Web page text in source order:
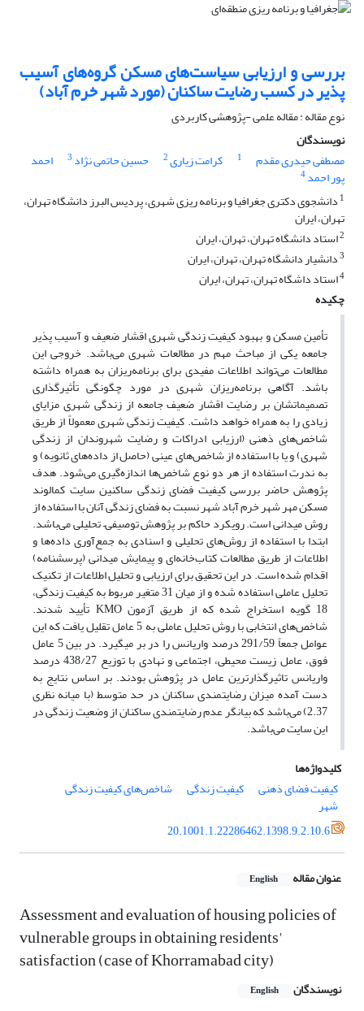
بررسی و ارزیابی سیاست‌های مسکن گروه‌های آسیب
پذیر در کسب رضایت ساکنان (مورد شهر خرم آباد)
نوع مقاله : مقاله علمی -پژوهشی کاربردی
نویسندگان
مصطفی حیدری مقدم
1 کرامت زیاری2 حسین حاتمی نژاد 3 احمد
پور احمد4
1 دانشجوی دکتری جغرافیا و برنامه ریزی شهری، پردیس البرز دانشگاه تهران،
تهران، ایران
2استاد دانشگاه تهران، تهران، ایران
3دانشیار دانشگاه تهران، تهران، ایران
4استاد داشگاه تهران، تهران، ایران
چکیده
تأمین مسکن و بهبود کیفیت زندگی شهری اقشار ضعیف و آسیب پذیر
جامعه یکی از مباحث مهم در مطالعات شهری می‌باشد. خروجی این
مطالعات می‌تواند اطلاعات مفیدی برای برنامه‌ریزان به همراه داشته
باشد. آگاهی برنامه‌ریزان شهری در مورد چگونگی تأثیرگذاری
تصمیماتشان بر رضایت اقشار ضعیف جامعه از زندگی شهری مزایای
زیادی را به همراه خواهد داشت. کیفیت زندگی شهری معمولاً از طریق
شاخص‌های ذهنی (ارزیابی ادراکات و رضایت شهروندان از زندگی
شهری) و یا با استفاده از شاخص‌های عینی (حاصل از داده‌های ثانویه) و
به ندرت استفاده از هر دو نوع شاخص‌ها اندازه‌گیری می‌شود. هدف
پژوهش حاضر بررسی کیفیت فضای زندگی ساکنین سایت کمالوند
مسکن مهر شهر خرم آباد شهر نسبت به فضای زندگی آنان با استفاده از
روش میدانی است. رویکرد حاکم بر پژوهش توصیفی– تحلیلی می‌باشد.
ابتدا با استفاده از روش‌های تحلیلی و اسنادی به جمع‌آوری داده‌ها و
اطلاعات از طریق مطالعات کتاب‌خانه‌ای و پیمایش میدانی (پرسشنامه)
اقدام شده است. در این تحقیق برای ارزیابی و تحلیل اطلاعات از تکنیک
تحلیل عاملی استفاده شده و از میان 31 متغیر مربوط به کیفیت زندگی،
18 گویه استخراج شده که از طریق آزمون KMO تأیید شدند.
شاخص‌های انتخابی با روش تحلیل عاملی به 5 عامل تقلیل یافت که این
عوامل جمعاً 291/59 درصد واریانس را در بر می­گیرد. در بین 5 عامل
فوق، عامل زیست محیطی، اجتماعی و نهادی با توزیع 438/27 درصد
واریانس تاثیرگذارترین عامل در پژوهش بودند. بر اساس نتایج به
دست آمده میزان رضایتمندی ساکنان در حد متوسط (با میانه نظری
2.37) می‌باشد که بیانگر عدم رضایتمندی ساکنان از وضعیت زندگی در
این سایت می‌باشد.
کلیدواژه‌ها
کیفیت فضای ذهنی
کیفیت زندگی شاخص‌های کیفیت زندگی
شهر
20.1001.1.22286462.1398.9.2.10.6
عنوان مقاله English
Assessment and evaluation of housing policies of
vulnerable groups in obtaining residents'
satisfaction (case of Khorramabad city)
نویسندگان English